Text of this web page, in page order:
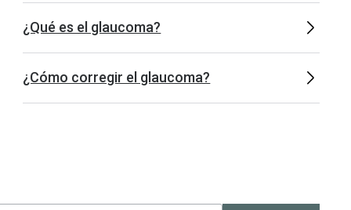
¿Qué es el glaucoma?
¿Cómo corregir el glaucoma?